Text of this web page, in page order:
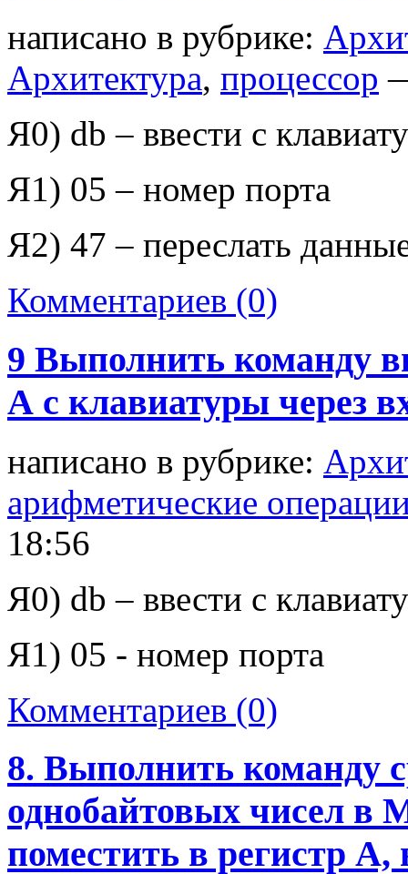
написано в рубрике:
Архитектура, процессор
Я0) db – ввести с
Я1) 05 – номер порта
Я2) 47 – переслать
Комментариев (0)
9 Выполнить команду
А с клавиатуры через
написано в рубрике:
арифметические
18:56
Я0) db – ввести с
Я1) 05 - номер порта
Комментариев (0)
8. Выполнить команду
однобайтовых чисел в
поместить в регистр А,